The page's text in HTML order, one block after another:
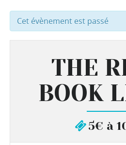
Cet évènement est passé
THE
BOOK
5€ à